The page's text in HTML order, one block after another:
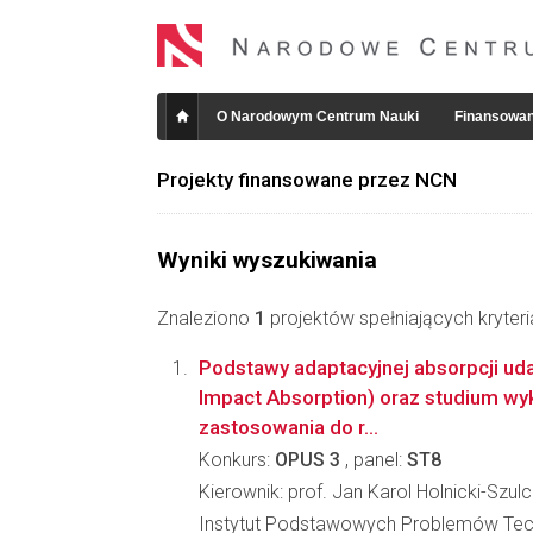
O Narodowym Centrum Nauki
Projekty finansowane przez NCN
Wyniki wyszukiwania
Znaleziono 1 projektów spełniających
Podstawy adaptacyjnej absorpcji
Impact Absorption) oraz studium
zastosowania do r...
Konkurs: OPUS 3 , panel: ST8
Kierownik: prof. Jan Karol Holnicki-Szulc
Instytut Podstawowych Problemów